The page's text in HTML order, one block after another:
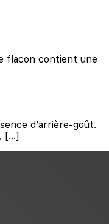
flacon contient une
d’arrière-goût.
[…]